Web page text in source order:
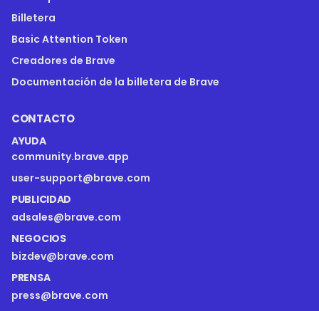
Billetera
Basic Attention Token
Creadores de Brave
Documentación de la billetera de Brave
CONTACTO
AYUDA
community.brave.app
user-support@brave.com
PUBLICIDAD
adsales@brave.com
NEGOCIOS
bizdev@brave.com
PRENSA
press@brave.com